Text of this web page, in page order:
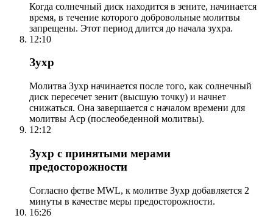
Когда солнечный диск находится в зените, начинается
время, в течение которого добровольные молитвы
запрещены. Этот период длится до начала зухра.
12:10
Зухр
Молитва Зухр начинается после того, как солнечный
диск пересечет зенит (высшую точку) и начнет
снижаться. Она завершается с началом времени для
молитвы Аср (послеобеденной молитвы).
12:12
Зухр с принятыми мерами
предосторожности
Согласно фетве MWL, к молитве Зухр добавляется 2
минуты в качестве меры предосторожности.
16:26